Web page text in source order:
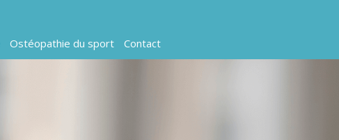
Ostéopathie du sport Contact